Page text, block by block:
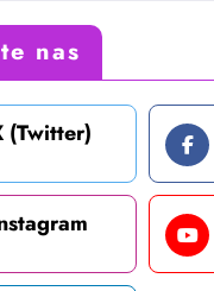
nas
(Twitter)